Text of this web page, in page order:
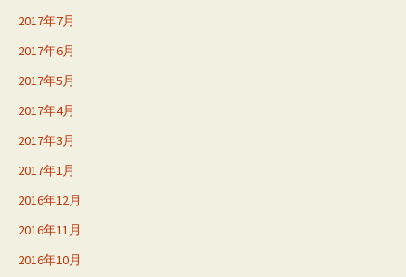
2017年7月
2017年6月
2017年5月
2017年4月
2017年3月
2017年1月
2016年12月
2016年11月
2016年10月